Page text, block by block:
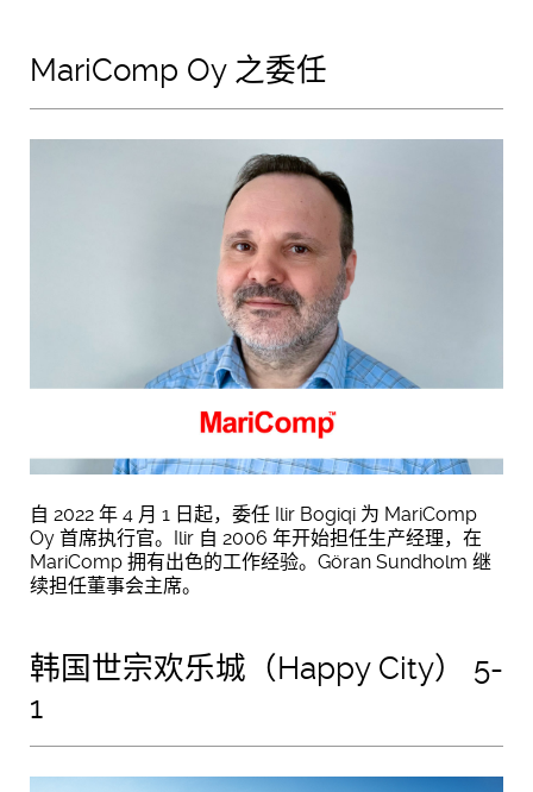
MariComp Oy 之委任
自 2022 年 4 月 1 日起，委任 Ilir Bogiqi 为 MariComp
Oy 首席执行官。Ilir 自 2006 年开始担任生产经理，在
MariComp 拥有出色的工作经验。Göran Sundholm 继
续担任董事会主席。
韩国世宗欢乐城（Happy City） 5-
1